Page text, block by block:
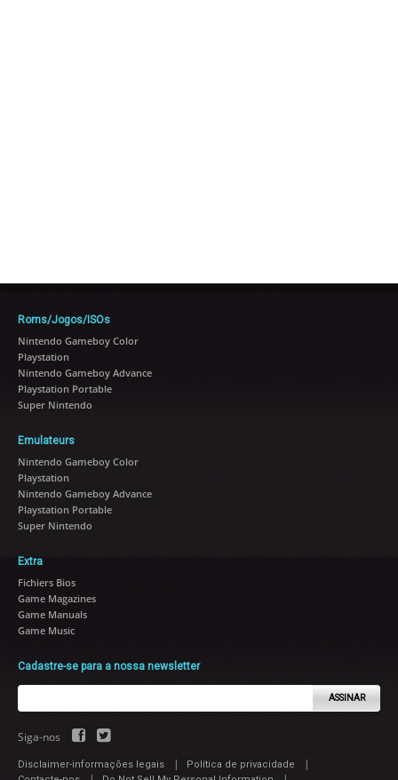
Roms/Jogos/ISOs
Nintendo Gameboy Color
Playstation
Nintendo Gameboy Advance
Playstation Portable
Super Nintendo
Emulateurs
Nintendo Gameboy Color
Playstation
Nintendo Gameboy Advance
Playstation Portable
Super Nintendo
Extra
Fichiers Bios
Game Magazines
Game Manuals
Game Music
Cadastre-se para a nossa newsletter
ASSINAR
Siga-nos
Disclaimer-informações legais | Política de privacidade |